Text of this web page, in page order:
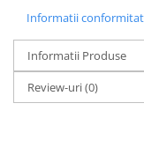
Accesorii animale de
Acvaristica
Castroane si
Igiena animale de
Mobila si transport
Informatii
Informatii Produse
Review-uri(0)